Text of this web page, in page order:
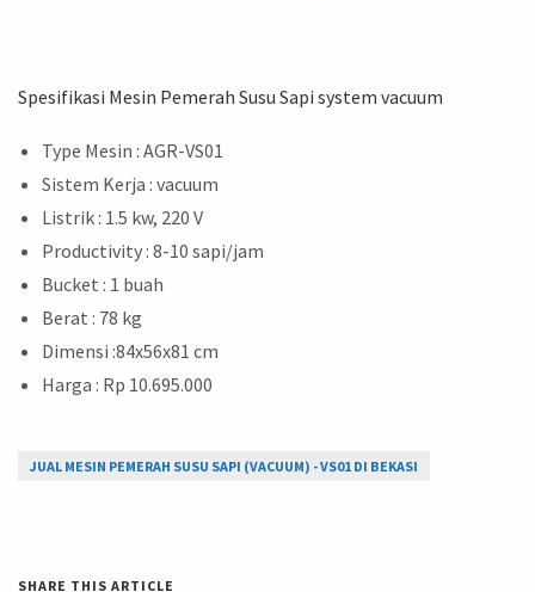
Spesifikasi Mesin Pemerah Susu Sapi system vacuum
Type Mesin : AGR-VS01
Sistem Kerja : vacuum
Listrik : 1.5 kw, 220 V
Productivity : 8-10 sapi/jam
Bucket : 1 buah
Berat : 78 kg
Dimensi :84x56x81 cm
Harga : Rp 10.695.000
JUAL MESIN PEMERAH SUSU SAPI (VACUUM) - VS01 DI BEKASI
SHARE THIS ARTICLE